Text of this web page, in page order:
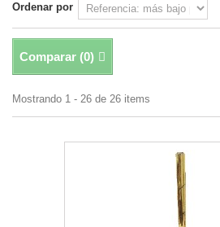
Ordenar por
Comparar (0)
Mostrando 1 - 26 de 26 items